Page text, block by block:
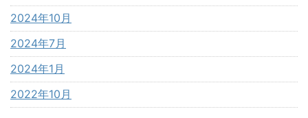
2024年10月
2024年7月
2024年1月
2022年10月